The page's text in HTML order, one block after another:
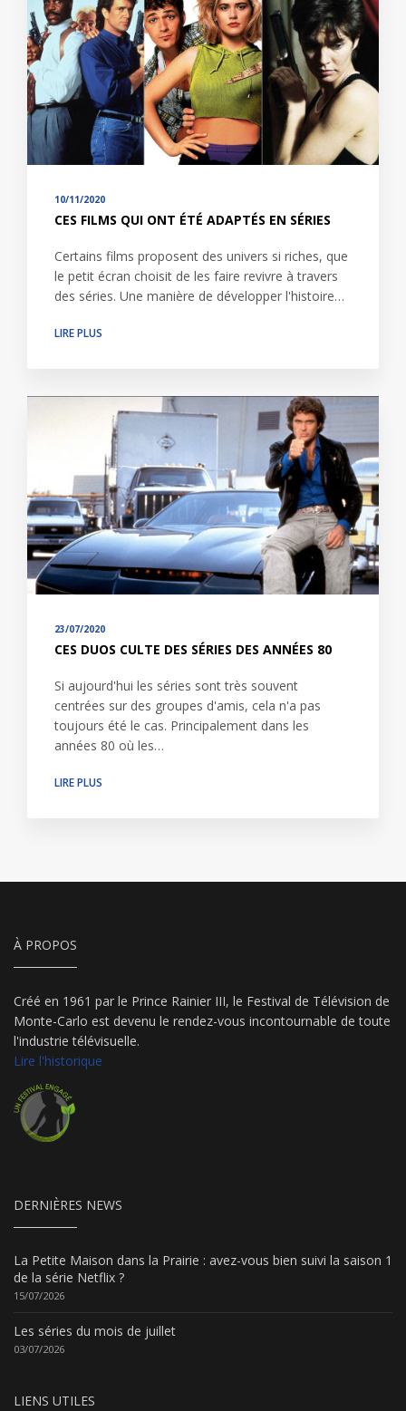
10/11/2020
CES FILMS QUI ONT ÉTÉ ADAPTÉS EN SÉRIES
Certains films proposent des univers si riches, que
le petit écran choisit de les faire revivre à travers
des séries. Une manière de développer l'histoire…
LIRE PLUS
23/07/2020
CES DUOS CULTE DES SÉRIES DES ANNÉES 80
Si aujourd'hui les séries sont très souvent
centrées sur des groupes d'amis, cela n'a pas
toujours été le cas. Principalement dans les
années 80 où les…
LIRE PLUS
À PROPOS
Créé en 1961 par le Prince Rainier III, le Festival de Télévision de
Monte-Carlo est devenu le rendez-vous incontournable de toute
l'industrie télévisuelle.
Lire l'historique
DERNIÈRES NEWS
La Petite Maison dans la Prairie : avez-vous bien suivi la saison 1
de la série Netflix ?
15/07/2026
Les séries du mois de juillet
03/07/2026
LIENS UTILES